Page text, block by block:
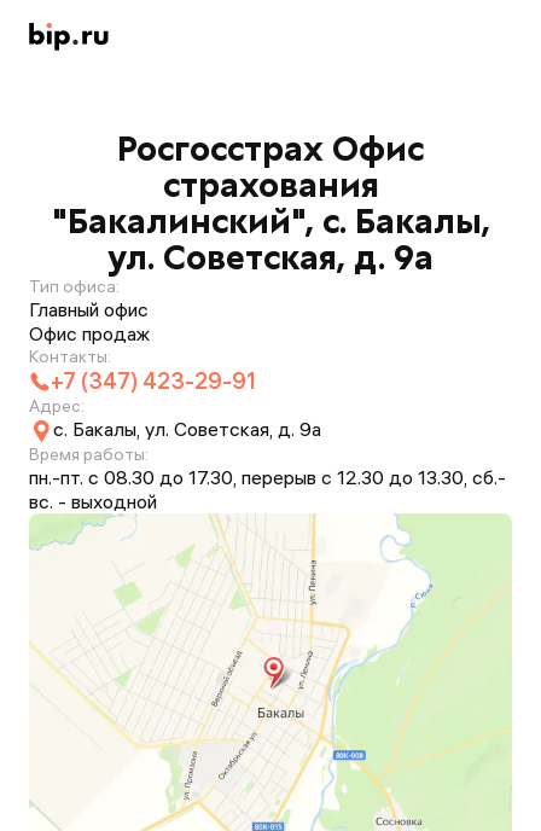
Росгосстрах Офис
страхования
"Бакалинский", с. Бакалы,
ул. Советская, д. 9а
Тип офиса:
Главный офис
Офис продаж
Контакты:
+7 (347) 423-29-91
Адрес:
с. Бакалы, ул. Советская, д. 9а
Время работы:
пн.-пт. с 08.30 до 17.30, перерыв с 12.30 до 13.30, сб.-
вс. - выходной